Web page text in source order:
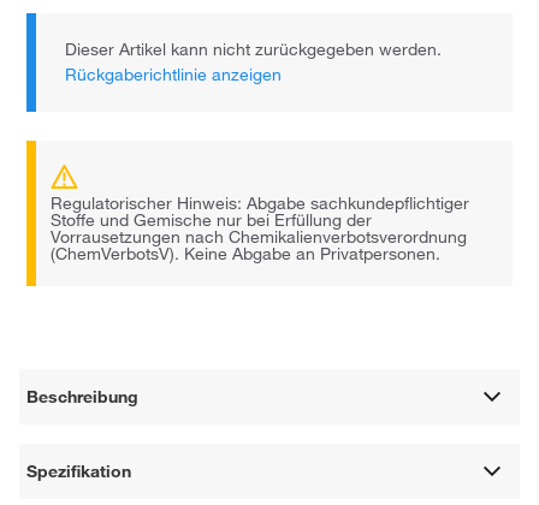
Dieser Artikel kann nicht zurückgegeben werden.
Rückgaberichtlinie anzeigen
Regulatorischer Hinweis: Abgabe sachkundepflichtiger
Stoffe und Gemische nur bei Erfüllung der
Vorrausetzungen nach Chemikalienverbotsverordnung
(ChemVerbotsV). Keine Abgabe an Privatpersonen.
Beschreibung
Spezifikation